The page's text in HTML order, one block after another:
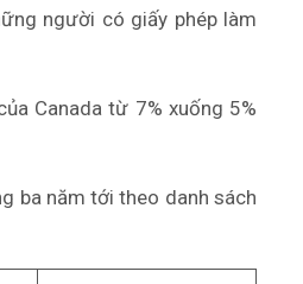
người có giấy phép làm
Canada từ 7% xuống 5%
ba năm tới theo danh sách